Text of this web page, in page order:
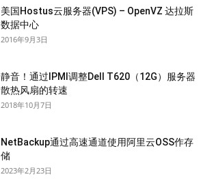
美国Hostus云服务器(VPS) – OpenVZ 达拉斯
数据中心
2016年9月3日
静音！通过IPMI调整Dell T620（12G）服务器
散热风扇的转速
2018年10月7日
NetBackup通过高速通道使用阿里云OSS作存
储
2023年2月23日